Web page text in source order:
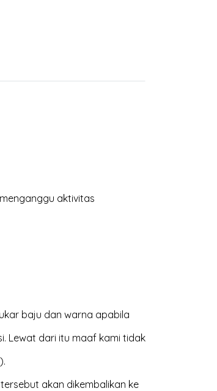
aktivitas
baju dan warna apabila
Lewat dari itu maaf kami tidak
akan dikembalikan ke